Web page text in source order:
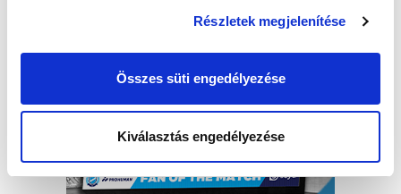
Részletek megjelenítése
Összes süti engedélyezése
Kiválasztás engedélyezése